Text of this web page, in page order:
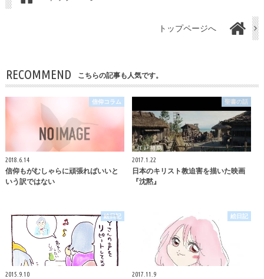
トップページへ
RECOMMEND こちらの記事も人気です。
信仰コラム
2018.6.14
信仰もがむしゃらに頑張ればいいと
いう訳ではない
聖書の話
2017.1.22
日本のキリスト教迫害を描いた映画
『沈黙』
絵日記
2015.9.10
絵日記
2017.11.9